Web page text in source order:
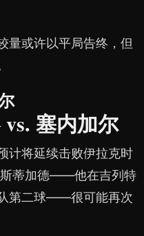
量或许以平局告终，但
塞内加尔
计将延续击败伊拉克时
斯蒂加德——他在吉列特
第二球——很可能再次